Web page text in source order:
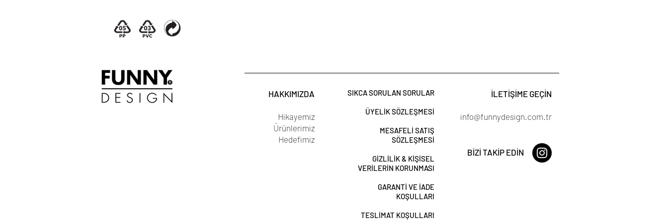
HAKKIMIZDA
Hikayemiz
Ürünlerimiz
Hedefimiz
SIKCA SORULAN SORULAR
ÜYELİK SÖZLEŞMESİ
MESAFELİ SATIŞ
SÖZLEŞMESİ
GİZLİLİK & KİŞİSEL
VERİLERİN KORUNMASI
GARANTİ VE İADE
KOŞULLARI
TESLİMAT KOŞULLARI
İLETİŞİME GEÇİN
info@funnydesign.com.tr
BİZİ TAKİP EDİN